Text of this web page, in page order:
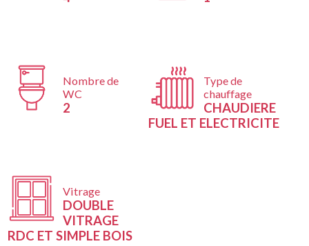
Nombre de
WC
2
Type de
chauffage
CHAUDIERE
FUEL ET ELECTRICITE
Vitrage
DOUBLE
VITRAGE
RDC ET SIMPLE BOIS